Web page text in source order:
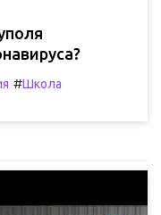
#Школа